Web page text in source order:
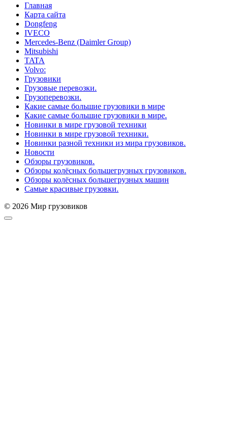
Главная
Карта сайта
Dongfeng
IVECO
Mercedes-Benz (Daimler Group)
Mitsubishi
TATA
Volvo:
Грузовики
Грузовые перевозки.
Грузоперевозки.
Какие самые большие грузовики в мире
Какие самые большие грузовики в мире.
Новинки в мире грузовой техники
Новинки в мире грузовой техники.
Новинки разной техники из мира грузовиков.
Новости
Обзоры грузовиков.
Обзоры колёсных большегрузных грузовиков.
Обзоры колёсных большегрузных машин
Самые красивые грузовки.
© 2026 Мир грузовиков